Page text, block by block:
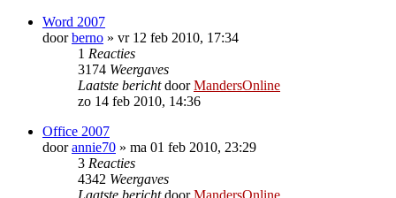
Word 2007
doorberno » vr 12 feb 2010, 17:34
1 Reacties
3174 Weergaves
Laatste berichtdoorMandersOnline
zo 14 feb 2010, 14:36
Office 2007
doorannie70 » ma 01 feb 2010, 23:29
3 Reacties
4342 Weergaves
Laatste berichtdoorMandersOnline